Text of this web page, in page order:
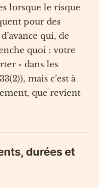
lorsque le risque
pour des
qui, de
quoi : votre
« dans les
mais c’est à
que revient
durées et